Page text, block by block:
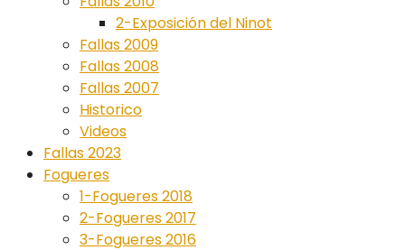
2-Exposición del Ninot
Fallas 2009
Fallas 2008
Fallas 2007
Historico
Videos
Fallas 2023
Fogueres
1-Fogueres 2018
2-Fogueres 2017
3-Fogueres 2016